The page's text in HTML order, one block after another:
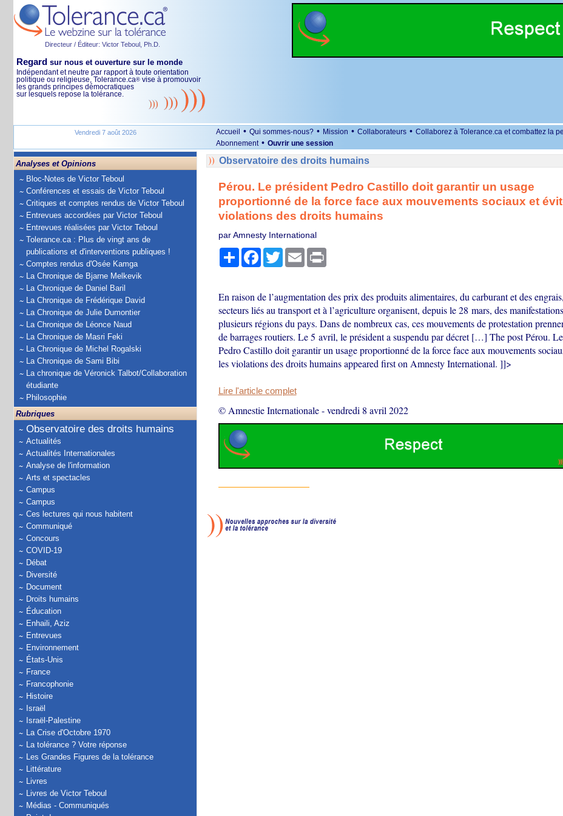
Directeur / Éditeur: Victor Teboul, Ph.D.
Regard sur nous et ouverture sur le monde
Indépendant et neutre par rapport à toute orientation
politique ou religieuse, Tolerance.ca® vise à promouvoir
les grands principes démocratiques
sur lesquels repose la tolérance.
Vendredi 7 août 2026 Accueil • Qui sommes-nous? • Mission • Collaborateurs • Collaborez à Tolerance.ca et combattez la
Abonnement • Ouvrir une session
Analyses et Opinions
Bloc-Notes de Victor Teboul
Conférences et essais de Victor Teboul
Critiques et comptes rendus de Victor Teboul
Entrevues accordées par Victor Teboul
Entrevues réalisées par Victor Teboul
Tolerance.ca : Plus de vingt ans de
publications et d'interventions publiques !
Comptes rendus d'Osée Kamga
La Chronique de Bjarne Melkevik
La Chronique de Daniel Baril
La Chronique de Frédérique David
La Chronique de Julie Dumontier
La Chronique de Léonce Naud
La Chronique de Masri Feki
La Chronique de Michel Rogalski
La Chronique de Sami Bibi
La chronique de Véronick Talbot/Collaboration
étudiante
Philosophie
Rubriques
Observatoire des droits humains
Actualités
Actualités Internationales
Analyse de l'information
Arts et spectacles
Campus
Campus
Ces lectures qui nous habitent
Communiqué
Concours
COVID-19
Débat
Diversité
Document
Droits humains
Éducation
Enhaili, Aziz
Entrevues
Environnement
États-Unis
France
Francophonie
Histoire
Israël
Israël-Palestine
La Crise d'Octobre 1970
La tolérance ? Votre réponse
Les Grandes Figures de la tolérance
Littérature
Livres
Livres de Victor Teboul
Médias - Communiqués
Observatoire des droits humains
Pérou. Le président Pedro Castillo doit garantir un usage
proportionné de la force face aux mouvements sociaux et
violations des droits humains
par Amnesty International
PartagerFacebook
TwitterEmail Print
En raison de l’augmentation des prix des produits alimentaires, du carburant et des
secteurs liés au transport et à l’agriculture organisent, depuis le 28 mars, des
plusieurs régions du pays. Dans de nombreux cas, ces mouvements de protestation
de barrages routiers. Le 5 avril, le président a suspendu par décret […] The post Pérou.
Pedro Castillo doit garantir un usage proportionné de la force face aux mouvements
les violations des droits humains appeared first on Amnesty International. ]]>
Lire l'article complet
© Amnestie Internationale-vendredi 8 avril 2022